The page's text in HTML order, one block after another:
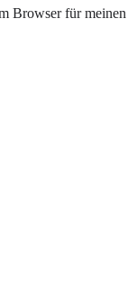
Browser für meinen